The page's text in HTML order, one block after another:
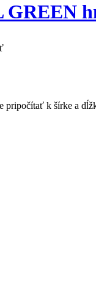
GREEN
pripočítať k šírke a